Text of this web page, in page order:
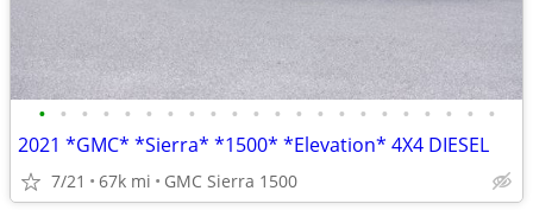
• • • • • • • • • • • • • • • • • • • • • •
2021 *GMC* *Sierra* *1500* *Elevation* 4X4 DIESEL
7/21 67k mi GMC Sierra 1500